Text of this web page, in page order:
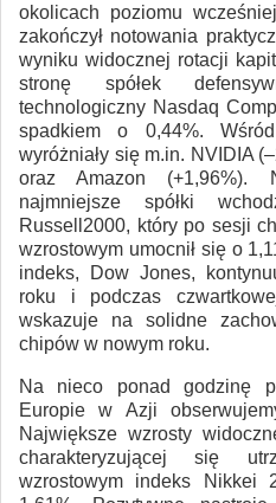
okolicach poziomu
zakończył notowania
wyniku widocznej rotacji
stronę spółek
technologiczny Nasdaq
spadkiem o 0,44%.
wyróżniały się m.in. NVIDIA
oraz Amazon (+1,96%).
najmniejsze spółki
Russell2000, który po sesji
wzrostowym umocnił się o
indeks, Dow Jones,
roku i podczas
wskazuje na solidne
chipów w nowym roku.
Na nieco ponad godzinę
Europie w Azji
Największe wzrosty
charakteryzującej się
wzrostowym indeks Nikkei